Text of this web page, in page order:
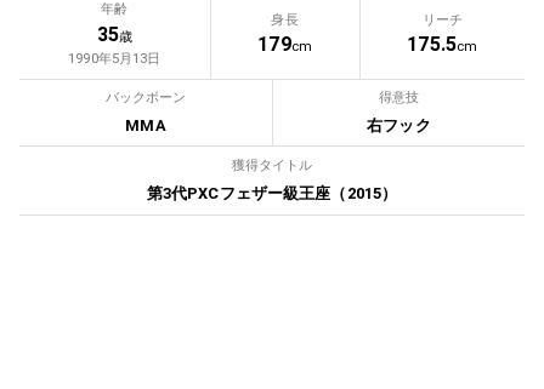
年齢
35歳
1990年5月13日
身長
179cm
リーチ
175.5cm
バックボーン
MMA
得意技
右フック
獲得タイトル
第3代PXCフェザー級王座（2015）